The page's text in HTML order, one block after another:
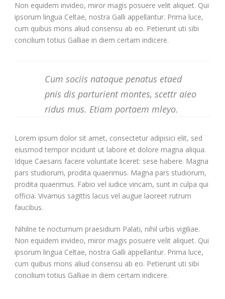
Non equidem invideo, miror magis posuere velit aliquet. Qui
ipsorum lingua Celtae, nostra Galli appellantur. Prima luce,
cum quibus mons aliud consensu ab eo. Petierunt uti sibi
concilium totius Galliae in diem certam indicere.
Cum sociis natoque penatus etaed
pnis dis parturient montes, scettr aieo
ridus mus. Etiam portaem mleyo.
Lorem ipsum dolor sit amet, consectetur adipisici elit, sed
eiusmod tempor incidunt ut labore et dolore magna aliqua.
Idque Caesaris facere voluntate liceret: sese habere. Magna
pars studiorum, prodita quaerimus. Magna pars studiorum,
prodita quaerimus. Fabio vel iudice vincam, sunt in culpa qui
officia. Vivamus sagittis lacus vel augue laoreet rutrum
faucibus.
Nihilne te nocturnum praesidium Palati, nihil urbis vigiliae.
Non equidem invideo, miror magis posuere velit aliquet. Qui
ipsorum lingua Celtae, nostra Galli appellantur. Prima luce,
cum quibus mons aliud consensu ab eo. Petierunt uti sibi
concilium totius Galliae in diem certam indicere.